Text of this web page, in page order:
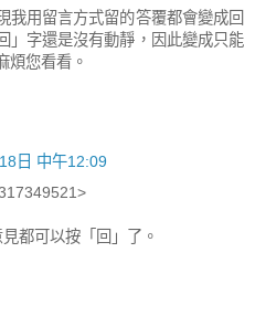
我用留言方式留的答覆都會變成回
」字還是沒有動靜，因此變成只能
煩您看看。
日 中午12:09
都可以按「回」了。